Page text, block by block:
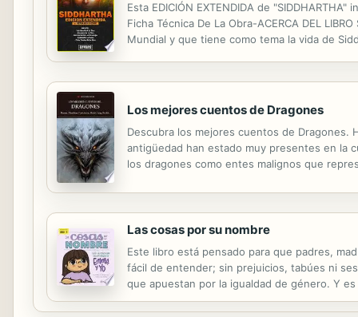
Esta EDICIÓN EXTENDIDA de
Ficha Técnica De La Obra-ACERCA DEL
Mundial y que tiene como tema la vida de
Los mejores cuentos de Dragones
Descubra los mejores cuentos de Dragones.
antigüedad han estado muy presentes en la
los dragones como entes malignos que
Las cosas por su nombre
Este libro está pensado para que padres,
fácil de entender; sin prejuicios, tabúes ni
que apuestan por la igualdad de género. Y
entre hombres y mujeres, y aprender desde